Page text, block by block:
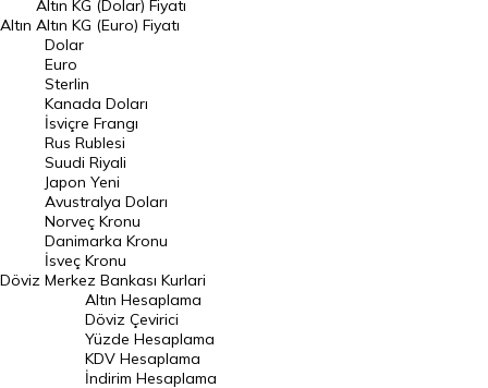
Euro Kuru
Pound Kuru
Frank Kuru
Riyal Kuru
Avustralya Doları
Danimarka Kronu Kuru
Kanada Doları Kuru
Norveç Kronu Kuru
İsveç Kronu Kuru
Japon Yeni Kuru
Altın
Altın KG (Dolar) Fiyatı
Altın KG (Euro) Fiyatı
Döviz
Dolar
Euro
Sterlin
Kanada Doları
İsviçre Frangı
Rus Rublesi
Suudi Riyali
Japon Yeni
Avustralya Doları
Norveç Kronu
Danimarka Kronu
İsveç Kronu
Merkez Bankası Kurlari
Altın Hesaplama
Döviz Çevirici
Yüzde Hesaplama
KDV Hesaplama
İndirim Hesaplama